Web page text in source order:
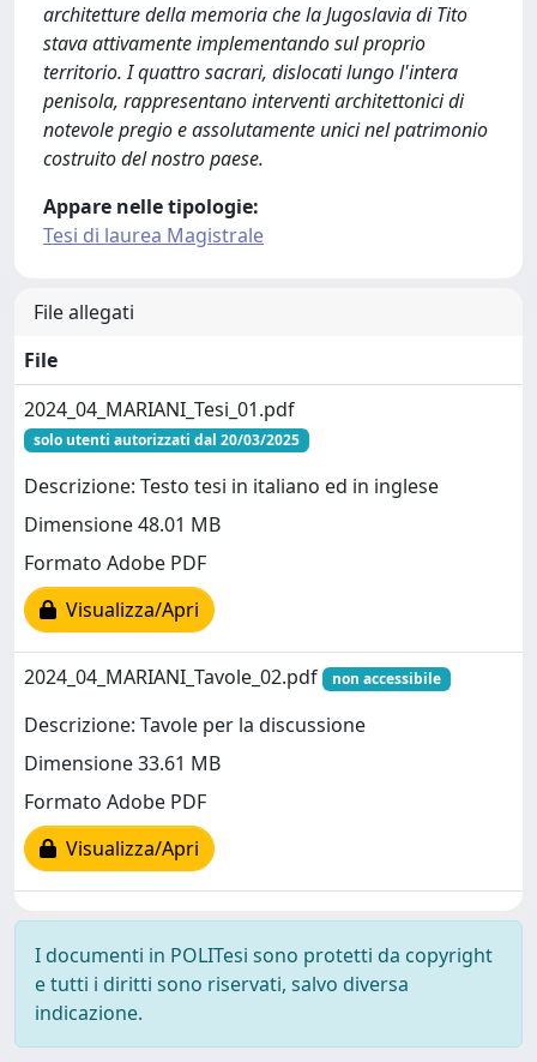
architetture della memoria che la Jugoslavia di Tito
stava attivamente implementando sul proprio
territorio. I quattro sacrari, dislocati lungo l'intera
penisola, rappresentano interventi architettonici di
notevole pregio e assolutamente unici nel patrimonio
costruito del nostro paese.
Appare nelle tipologie:
Tesi di laurea Magistrale
File allegati
File
2024_04_MARIANI_Tesi_01.pdf
solo utenti autorizzati dal 20/03/2025
Descrizione: Testo tesi in italiano ed in inglese
Dimensione 48.01 MB
Formato Adobe PDF
Visualizza/Apri
2024_04_MARIANI_Tavole_02.pdf non accessibile
Descrizione: Tavole per la discussione
Dimensione 33.61 MB
Formato Adobe PDF
Visualizza/Apri
I documenti in POLITesi sono protetti da copyright
e tutti i diritti sono riservati, salvo diversa
indicazione.